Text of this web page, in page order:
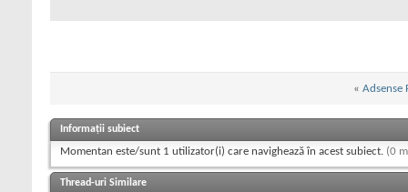
« Adsense
Informații subiect
Momentan este/sunt 1 utilizator(i) care navighează în acest subiect. (0
Thread-uri Similare